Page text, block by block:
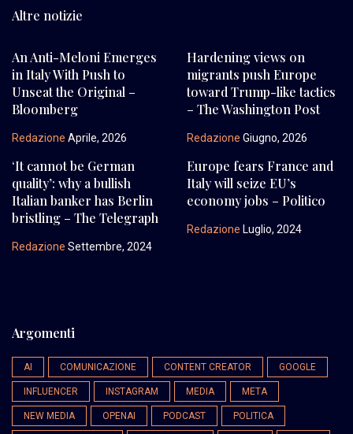
Altre notizie
An Anti-Meloni Emerges
in Italy With Push to
Unseat the Original –
Bloomberg
Redazione Aprile, 2026
Hardening views on
migrants push Europe
toward Trump-like tactics
– The Washington Post
Redazione Giugno, 2026
‘It cannot be German
quality’: why a bullish
Italian banker has Berlin
bristling – The Telegraph
Redazione Settembre, 2024
Europe fears France and
Italy will seize EU’s
economy jobs – Politico
Redazione Luglio, 2024
Argomenti
AI COMUNICAZIONE CONTENT CREATOR GOOGLE
INFLUENCER INSTAGRAM MEDIA META
NEW MEDIA OPENAI PODCAST POLITICA